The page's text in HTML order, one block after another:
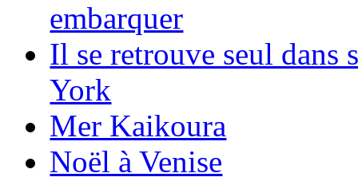
embarquer
Il se retrouve seul dans
York
Mer Kaikoura
Noël à Venise